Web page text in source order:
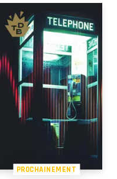
PROCHAINEMENT